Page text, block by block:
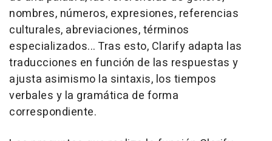
nombres, números, expresiones, referencias
culturales, abreviaciones, términos
especializados... Tras esto, Clarify adapta las
traducciones en función de las respuestas y
ajusta asimismo la sintaxis, los tiempos
verbales y la gramática de forma
correspondiente.